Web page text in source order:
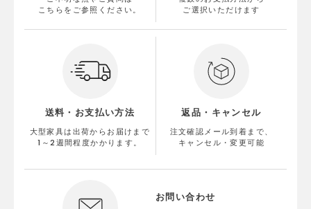
こちらをご参照ください。
ご選択いただけます
送料・お支払い方法
大型家具は出荷からお届けまで
1～2週間程度かかります。
返品・キャンセル
注文確認メール到着まで、
キャンセル・変更可能
お問い合わせ